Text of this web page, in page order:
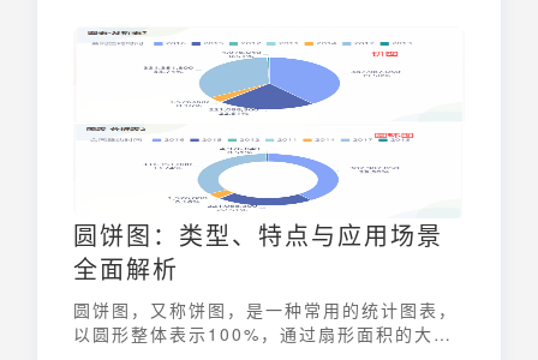
决策、提升效率和创造竞争优势的智能化系
统。通过集成和分析来自各种业务系统的数
据，bi数据分析平台帮助企业更好地理解市场
趋势、客户行为和运营状况，为战略规划和战
术执行提供有力支持。
圆饼图：类型、特点与应用场景
全面解析
圆饼图，又称饼图，是一种常用的统计图表，
以圆形整体表示100%，通过扇形面积的大小